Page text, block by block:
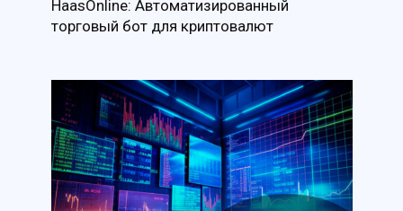
HaasOnline: Автоматизированный
торговый бот для криптовалют